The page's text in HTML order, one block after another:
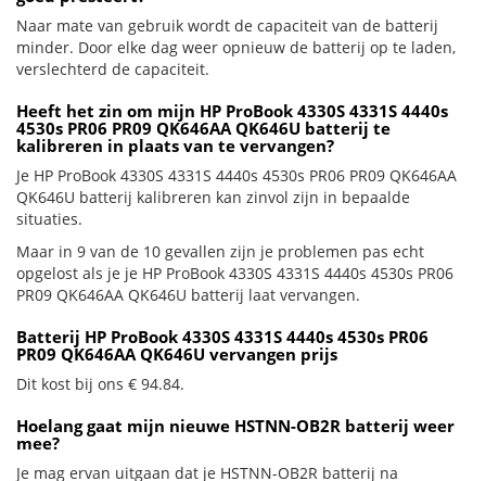
Naar mate van gebruik wordt de capaciteit van de batterij
minder. Door elke dag weer opnieuw de batterij op te laden,
verslechterd de capaciteit.
Heeft het zin om mijn HP ProBook 4330S 4331S 4440s
4530s PR06 PR09 QK646AA QK646U batterij te
kalibreren in plaats van te vervangen?
Je HP ProBook 4330S 4331S 4440s 4530s PR06 PR09 QK646AA
QK646U batterij kalibreren kan zinvol zijn in bepaalde
situaties.
Maar in 9 van de 10 gevallen zijn je problemen pas echt
opgelost als je je HP ProBook 4330S 4331S 4440s 4530s PR06
PR09 QK646AA QK646U batterij laat vervangen.
Batterij HP ProBook 4330S 4331S 4440s 4530s PR06
PR09 QK646AA QK646U vervangen prijs
Dit kost bij ons € 94.84.
Hoelang gaat mijn nieuwe HSTNN-OB2R batterij weer
mee?
Je mag ervan uitgaan dat je HSTNN-OB2R batterij na